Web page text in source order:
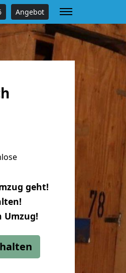
Angebot
geht!
Umzug!